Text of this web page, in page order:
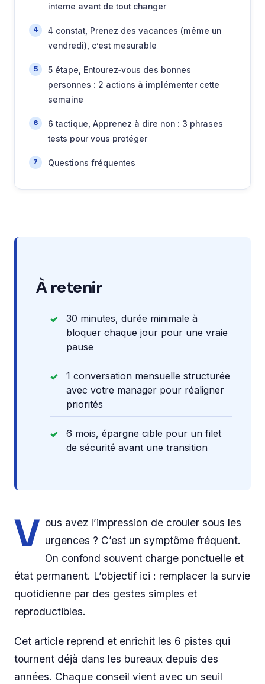
interne avant de tout changer
4 constat, Prenez des vacances (même un
vendredi), c’est mesurable
5 étape, Entourez‑vous des bonnes
personnes : 2 actions à implémenter cette
semaine
6 tactique, Apprenez à dire non : 3 phrases
tests pour vous protéger
Questions fréquentes
À retenir
30 minutes, durée minimale à
bloquer chaque jour pour une vraie
pause
1 conversation mensuelle structurée
avec votre manager pour réaligner
priorités
6 mois, épargne cible pour un filet
de sécurité avant une transition
V ous avez l’impression de crouler sous les
urgences ? C’est un symptôme fréquent.
On confond souvent charge ponctuelle et
état permanent. L’objectif ici : remplacer la survie
quotidienne par des gestes simples et
reproductibles.
Cet article reprend et enrichit les 6 pistes qui
tournent déjà dans les bureaux depuis des
années. Chaque conseil vient avec un seuil